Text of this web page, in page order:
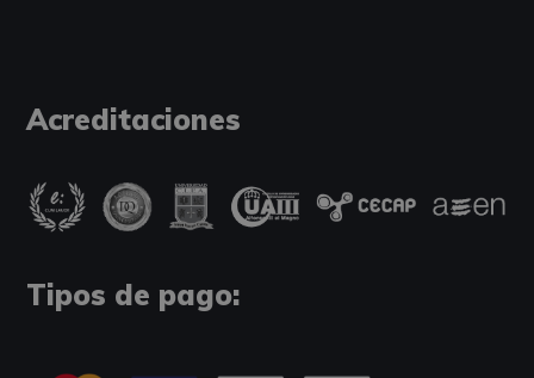
Acreditaciones
Tipos de pago: